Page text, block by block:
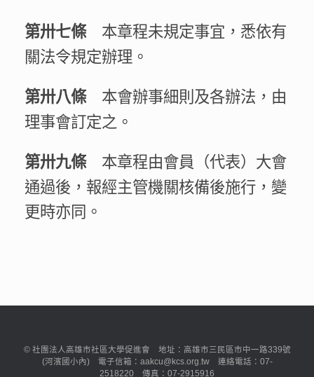
第卅七條本章程未規定事宜，悉依有
關法令規定辦理。
第卅八條本會辦事細則及各辦法，由
理事會訂定之。
第卅九條本章程由會員（代表）大會
通過後，報經主管機關核備後施行，變
更時亦同。
© 社團法人高雄市社區大學促進會 地址：高雄市三民區市中一路339號
(河濱國小內) 電子信箱：aakcu@kcs.org.tw 連絡電話：07-
2518220 傳真：07-2915916